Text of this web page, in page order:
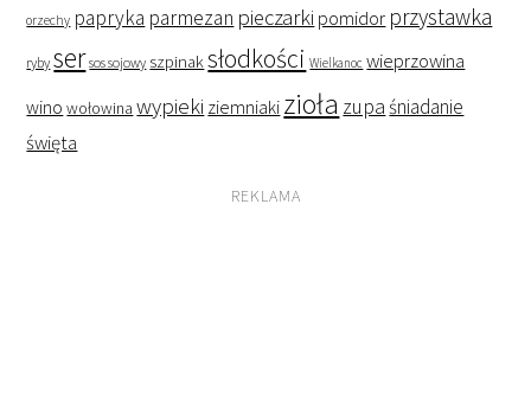
orzechy papryka parmezan pieczarki pomidor przystawka
ryby ser sos sojowy szpinaksłodkości Wielkanoc wieprzowina
wino wołowina wypieki ziemniaki zioła zupaśniadanie
święta
REKLAMA